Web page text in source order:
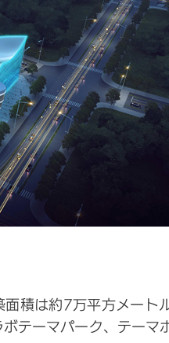
積は約7万平方メート
テーマパーク、テーマ